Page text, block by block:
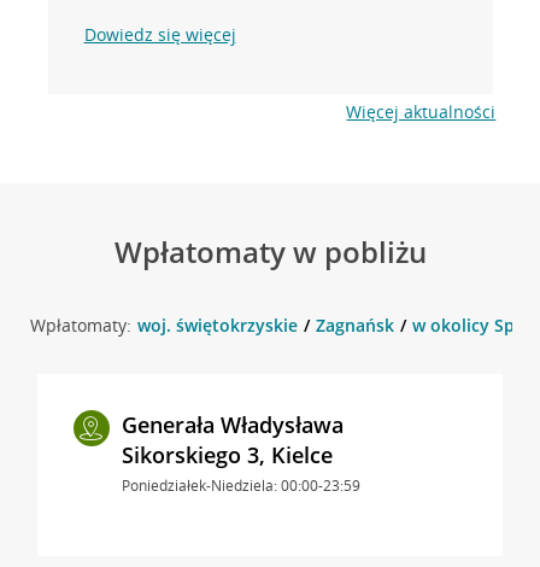
Dowiedz się więcej
Więcej aktualności
Wpłatomaty w pobliżu
Wpłatomaty: woj. świętokrzyskie Zagnańsk w okolicy
Generała Władysława
Sikorskiego 3, Kielce
Poniedziałek-Niedziela: 00:00-23:59